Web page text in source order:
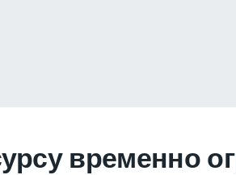
временно